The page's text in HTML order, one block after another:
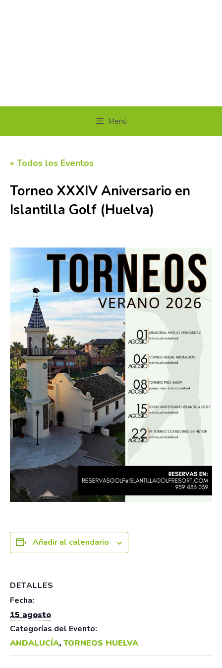
Menú
« Todos los Eventos
Torneo XXXIV Aniversario en
Islantilla Golf (Huelva)
Añadir al calendario
DETALLES
Fecha:
15 agosto
Categorías del Evento:
ANDALUCÍA, TORNEOS HUELVA